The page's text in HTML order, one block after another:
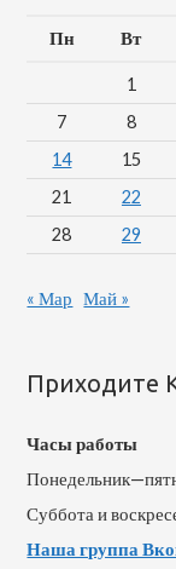
Пн Вт
1
7
8
14
15
21
22
28
29
« Мар Май »
Приходите
Часы работы
Суббота и
Наша группа